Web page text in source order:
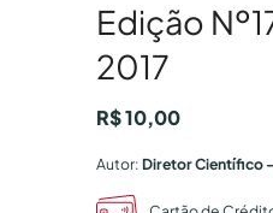
Edição
2017
R$10,00
Autor:Diretor Científico